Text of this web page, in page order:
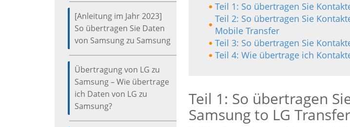
[Anleitung im Jahr 2023]
So übertragen Sie Daten
von Samsung zu Samsung
Übertragung von LG zu
Samsung – Wie übertrage
ich Daten von LG zu
Samsung?
Teil 1: So übertragen Sie
Teil 2: So übertragen Sie
Mobile Transfer
Teil 3: So übertragen Sie
Teil 4: Wie übertrage ich
Teil 1: So übertragen
Samsung to LG Transfer